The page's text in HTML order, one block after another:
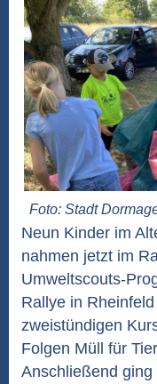
Foto: Stadt
Neun Kinder im
nahmen jetzt im
Umweltscouts-
Rallye in
zweistündigen
Folgen Müll für
Anschließend